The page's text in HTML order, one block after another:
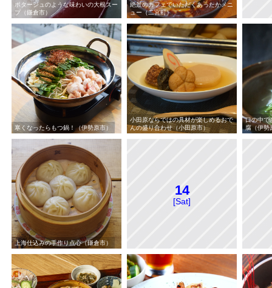
ポタージュのような味わいの大根スー
プ（鎌倉市）
絶景のカフェでいただくあったかメニ
ュー（二宮町）
寒くなったらもつ鍋！（伊勢原市）
小田原ならではの具材が楽しめるおで
んの盛り合わせ（小田原市）
口の中で
腐（伊勢
上海仕込みの手作り点心（鎌倉市）
14
[Sat]